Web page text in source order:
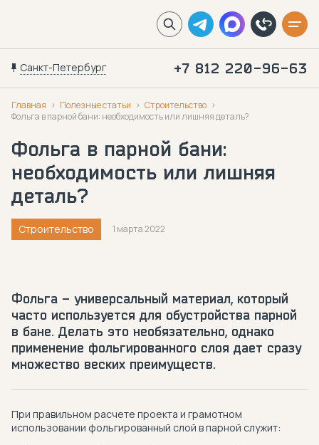
Санкт-Петербург +7 812 220-96-63
Главная Полезные статьи
Строительство
Фольга в парной бани: необходимость или лишняя деталь?
Фольга в парной бани:
необходимость или лишняя
деталь?
Строительство 1 марта 2022
Фольга – универсальный материал, который
часто используется для обустройства парной
в бане. Делать это необязательно, однако
применение фольгированного слоя дает сразу
множество веских преимуществ.
При правильном расчете проекта и грамотном
использовании фольгированный слой в парной служит: